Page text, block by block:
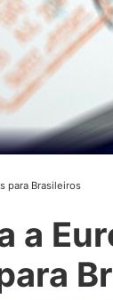
para Brasileiros